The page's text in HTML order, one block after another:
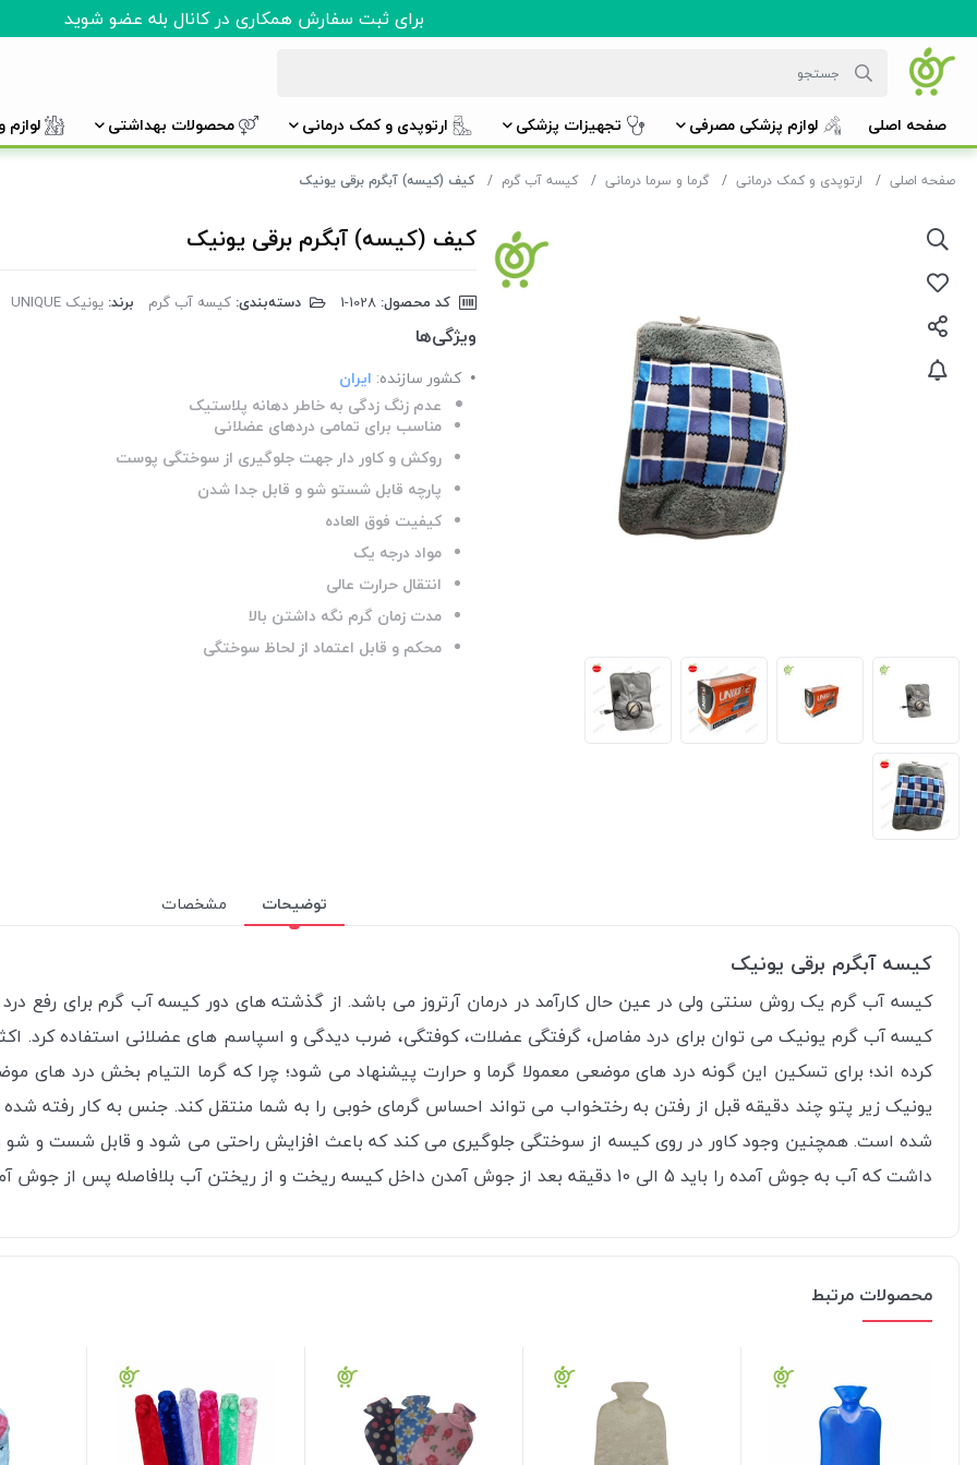
برای ثبت سفارش همکاری در کانال بله عضو شوید
صفحه اصلی لوازم پزشکی مصرفی تجهیزات پزشکی ارتوپدی و کمک درمانی محصولات بهداشتی
صفحه اصلی ارتوپدی و کمک درمانی گرما و سرما درمانی کیسه آب گرم کیف (کیسه) آبگرم برقی یونیک
کیف (کیسه) آبگرم برقی یونیک
کد محصول: دسته‌بندی: کیسه آب گرم برند: یونیک UNIQUE
ویژگی‌ها
کشور سازنده: ایران
عدم زنگ زدگی به خاطر دهانه پلاستیک
مناسب برای تمامی دردهای عضلانی
روکش و کاور دار جهت جلوگیری از سوختگی پوست
پارچه قابل شستو شو و قابل جدا شدن
کیفیت فوق العاده
مواد درجه یک
انتقال حرارت عالی
مدت زمان گرم نگه داشتن بالا
محکم و قابل اعتماد از لحاظ سوختگی
توضیحات مشخصات
کیسه آبگرم برقی یونیک
کیسه آب گرم یک روش سنتی ولی در عین حال کارآمد در درمان آرتروز می باشد. از گذشته های دور کیسه آب‌ گرم برای رفع
کیسه آب گرم یونیک می توان برای درد مفاصل، گرفتگی عضلات، کوفتگی، ضرب دیدگی و اسپاسم های عضلانی استفاده کرد. اکثر
کرده اند؛ برای تسکین این گونه درد های موضعی معمولا گرما و حرارت پیشنهاد می شود؛ چرا که گرما التیام بخش درد
شده است. همچنین وجود کاور در روی کیسه از سوختگی جلوگیری می کند که باعث افزایش راحتی می شود و قابل شست و شو
داشت که آب به جوش آمده را باید 5 الی 10 دقیقه بعد از جوش آمدن داخل کیسه ریخت و از ریختن آب بلافاصله پس از جوش آمدن خودداری کرد.
محصولات مرتبط